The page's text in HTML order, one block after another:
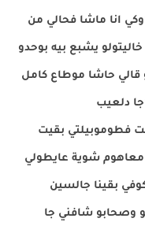
انا ماشا فحالي من
يشبع بيه بوحدو
حاشا موطاع كامل
دلعيب
فطوموبيلتي بقيت
معاهوم شوية عايطولي
بقينا جالسين
وصحابو شافني جا